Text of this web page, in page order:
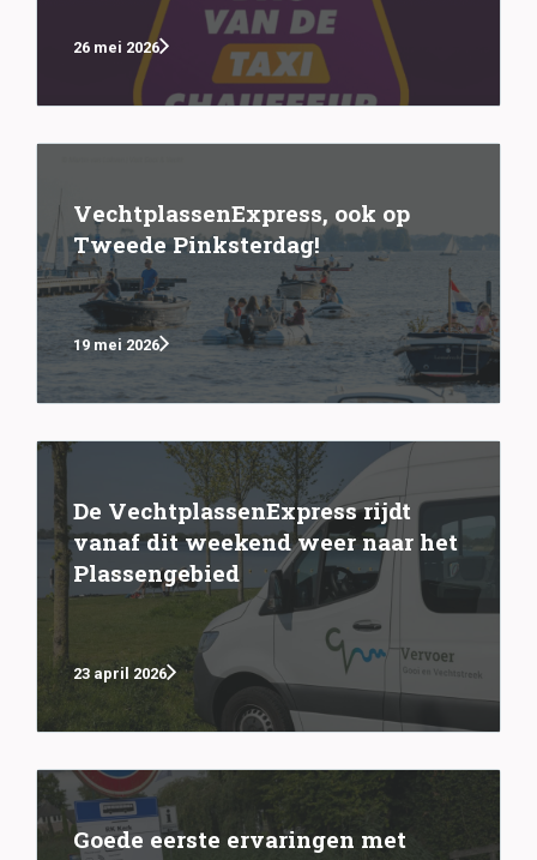
26 mei 2026
VechtplassenExpress, ook op
Tweede Pinksterdag!
19 mei 2026
De VechtplassenExpress rijdt
vanaf dit weekend weer naar het
Plassengebied
23 april 2026
Goede eerste ervaringen met